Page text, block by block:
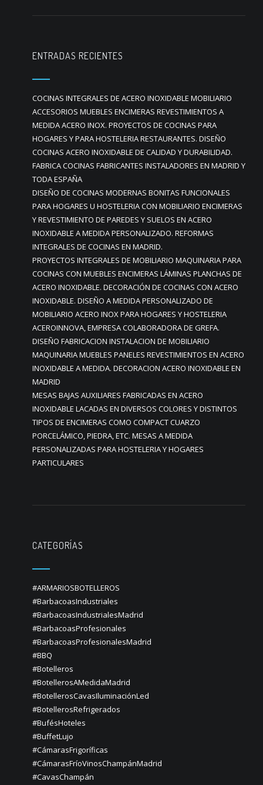
ENTRADAS RECIENTES
COCINAS INTEGRALES DE ACERO INOXIDABLE MOBILIARIO
ACCESORIOS MUEBLES ENCIMERAS REVESTIMIENTOS A
MEDIDA ACERO INOX. PROYECTOS DE COCINAS PARA
HOGARES Y PARA HOSTELERIA RESTAURANTES. DISEÑO
COCINAS ACERO INOXIDABLE DE CALIDAD Y DURABILIDAD.
FABRICA COCINAS FABRICANTES INSTALADORES EN MADRID Y
TODA ESPAÑA
DISEÑO DE COCINAS MODERNAS BONITAS FUNCIONALES
PARA HOGARES U HOSTELERIA CON MOBILIARIO ENCIMERAS
Y REVESTIMIENTO DE PAREDES Y SUELOS EN ACERO
INOXIDABLE A MEDIDA PERSONALIZADO. REFORMAS
INTEGRALES DE COCINAS EN MADRID.
PROYECTOS INTEGRALES DE MOBILIARIO MAQUINARIA PARA
COCINAS CON MUEBLES ENCIMERAS LÁMINAS PLANCHAS DE
ACERO INOXIDABLE. DECORACIÓN DE COCINAS CON ACERO
INOXIDABLE. DISEÑO A MEDIDA PERSONALIZADO DE
MOBILIARIO ACERO INOX PARA HOGARES Y HOSTELERIA
ACEROINNOVA, EMPRESA COLABORADORA DE GREFA.
DISEÑO FABRICACION INSTALACION DE MOBILIARIO
MAQUINARIA MUEBLES PANELES REVESTIMIENTOS EN ACERO
INOXIDABLE A MEDIDA. DECORACION ACERO INOXIDABLE EN
MADRID
MESAS BAJAS AUXILIARES FABRICADAS EN ACERO
INOXIDABLE LACADAS EN DIVERSOS COLORES Y DISTINTOS
TIPOS DE ENCIMERAS COMO COMPACT CUARZO
PORCELÁMICO, PIEDRA, ETC. MESAS A MEDIDA
PERSONALIZADAS PARA HOSTELERIA Y HOGARES
PARTICULARES
CATEGORÍAS
#ARMARIOSBOTELLEROS
#BarbacoasIndustriales
#BarbacoasIndustrialesMadrid
#BarbacoasProfesionales
#BarbacoasProfesionalesMadrid
#BBQ
#Botelleros
#BotellerosAMedidaMadrid
#BotellerosCavasIluminaciónLed
#BotellerosRefrigerados
#BufésHoteles
#BuffetLujo
#CámarasFrigoríficas
#CámarasFríoVinosChampánMadrid
#CavasChampán